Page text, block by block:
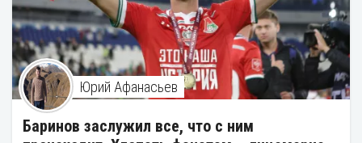
Юрий Афанасьев
Баринов заслужил все, что с ним